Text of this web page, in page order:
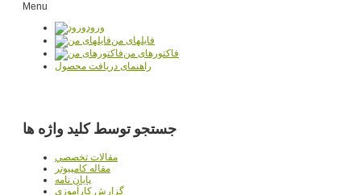
Menu
ورود
فایلهای من
فاکتورهای من
راهنمای دریافت محصول
جستجو توسط کلید واژه ها
مقالات تخصصي
مقاله کامپیوتر
پایان نامه
گزارش کارآموزي